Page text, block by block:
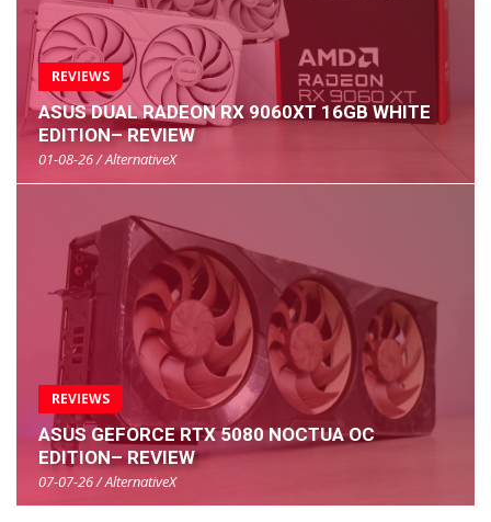
REVIEWS
ASUS DUAL RADEON RX 9060XT 16GB WHITE
EDITION– REVIEW
01-08-26 / AlternativeX
REVIEWS
ASUS GEFORCE RTX 5080 NOCTUA OC
EDITION– REVIEW
07-07-26 / AlternativeX